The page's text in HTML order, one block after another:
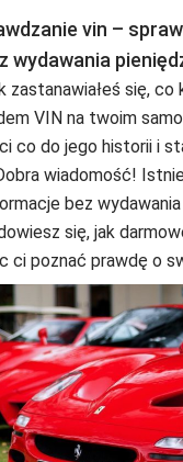
vin –
wydawania
zastanawiałeś się, co
VIN na twoim
co do jego historii i
wiadomość!
bez wydawania
się, jak
ci poznać prawdę o